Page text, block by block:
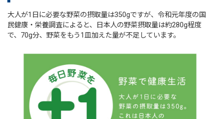
大人が1日に必要な野菜の摂取量は350gですが、令和元年度の国
民健康・栄養調査によると、日本人の野菜摂取量は約280g程度
で、70g分、野菜をもう1皿加えた量が不足しています。